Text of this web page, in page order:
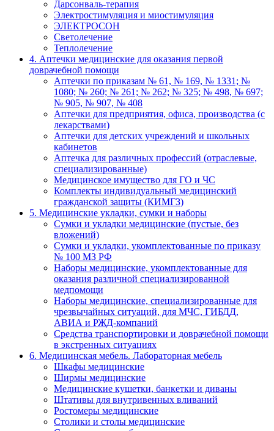
Дарсонваль-терапия
Электростимуляция и миостимуляция
ЭЛЕКТРОСОН
Светолечение
Теплолечение
4. Аптечки медицинские для оказания первой
доврачебной помощи
Аптечки по приказам № 61, № 169, № 1331; №
1080; № 260; № 261; № 262; № 325; № 498, № 697;
№ 905, № 907, № 408
Аптечки для предприятия, офиса, производства (с
лекарствами)
Аптечки для детских учреждений и школьных
кабинетов
Аптечка для различных профессий (отраслевые,
специализированные)
Медицинское имущество для ГО и ЧС
Комплекты индивидуальный медицинский
гражданской защиты (КИМГЗ)
5. Медицинские укладки, сумки и наборы
Сумки и укладки медицинские (пустые, без
вложений)
Сумки и укладки, укомплектованные по приказу
№ 100 МЗ РФ
Наборы медицинские, укомплектованные для
оказания различной специализированной
медпомощи
Наборы медицинские, специализированные для
чрезвычайных ситуаций, для МЧС, ГИБДД,
АВИА и РЖД-компаний
Средства транспортировки и доврачебной помощи
в экстренных ситуациях
6. Медицинская мебель. Лабораторная мебель
Шкафы медицинские
Ширмы медицинские
Медицинские кушетки, банкетки и диваны
Штативы для внутривенных вливаний
Ростомеры медицинские
Столики и столы медицинские